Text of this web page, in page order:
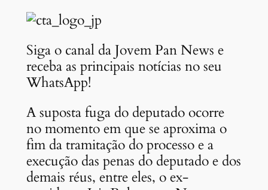
Siga o canal da Jovem Pan News e
receba as principais notícias no seu
WhatsApp!
A suposta fuga do deputado ocorre
no momento em que se aproxima o
fim da tramitação do processo e a
execução das penas do deputado e dos
demais réus, entre eles, o ex-